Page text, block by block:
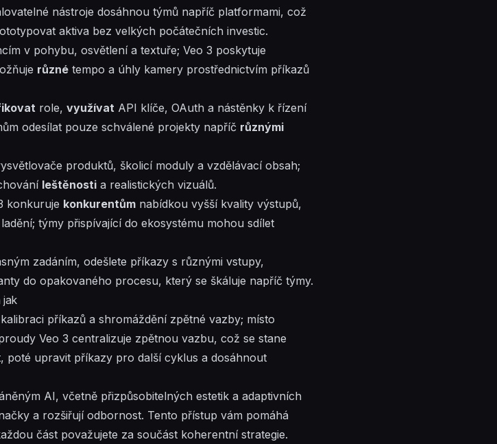
nástroje dosáhnou týmů napříč platformami, což
aktiva bez velkých počátečních investic.
v pohybu, osvětlení a textuře; Veo 3 poskytuje
různé tempo a úhly kamery prostřednictvím příkazů
role, využívat API klíče, OAuth a nástěnky k řízení
odesílat pouze schválené projekty napříč různými
produktů, školicí moduly a vzdělávací obsah;
leštěnosti a realistických vizuálů.
konkuruje konkurentům nabídkou vyšší kvality výstupů,
týmy přispívajícído ekosystému mohou sdílet
zadáním, odešlete příkazy s různými vstupy,
do opakovaného procesu, který se škáluje napříč týmy.
jak
příkazů a shromáždění zpětné vazby; místo
Veo 3 centralizuje zpětnou vazbu, což se stane
poté upravit příkazy pro další cyklus a dosáhnout
AI, včetně přizpůsobitelných estetik a adaptivních
a rozšiřují odbornost. Tento přístup vám pomáhá
část považujete za součást koherentní strategie.